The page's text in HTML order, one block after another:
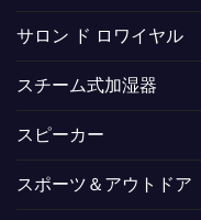
サロン ド ロワイヤル
スチーム式加湿器
スピーカー
スポーツ＆アウトドア